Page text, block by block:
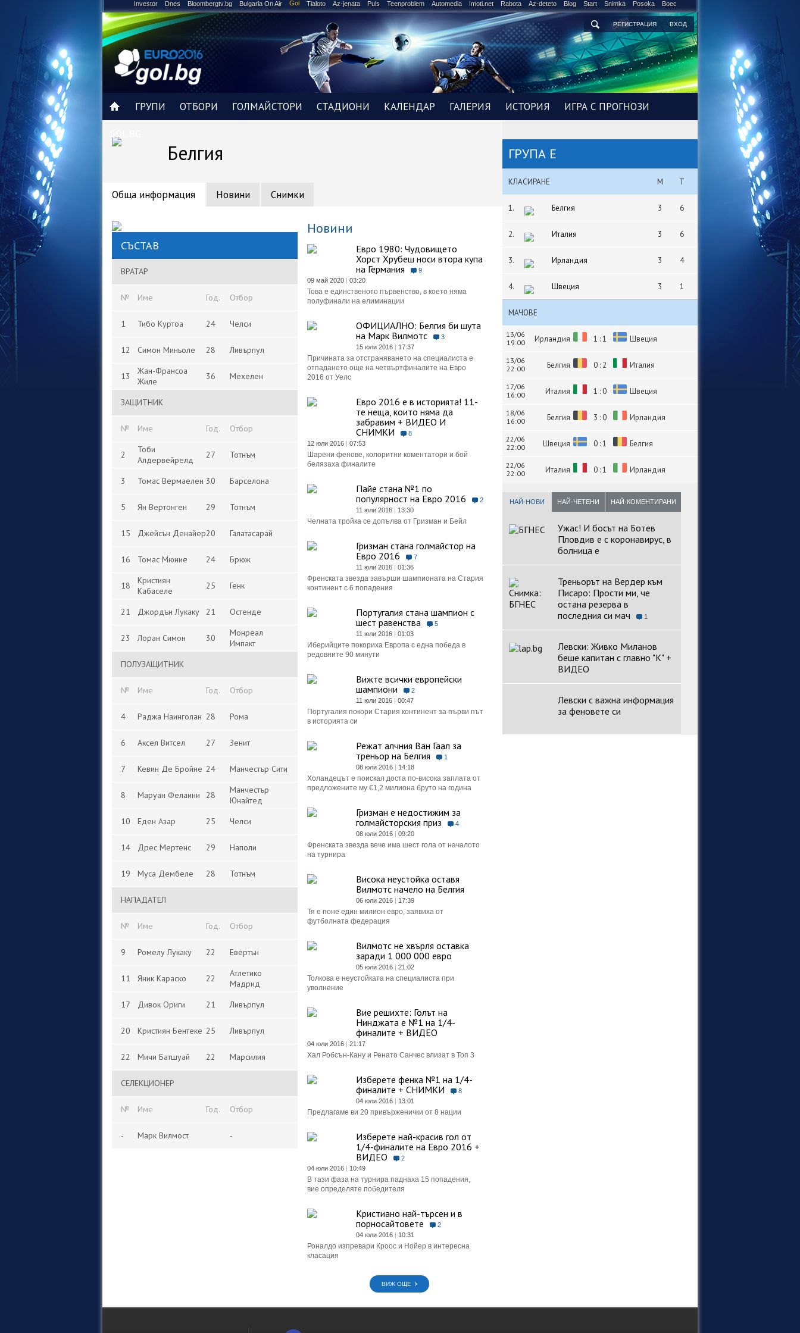
Investor Dnes Bloombergtv.bg Bulgaria On Air Gol Tialoto Az-jenata Puls Teenproblem Automedia Imoti.net Rabota Az-deteto Blog Start Snimka Posoka Boec
РЕГИСТРАЦИЯ ВХОД
ГРУПИ ОТБОРИ ГОЛМАЙСТОРИ СТАДИОНИ КАЛЕНДАР ГАЛЕРИЯ ИСТОРИЯ ИГРА С ПРОГНОЗИ
GOL.BG
Белгия
Обща информация Новини Снимки
СЪСТАВ
ВРАТАР
№ Име Год. Отбор
1 Тибо Куртоа 24 Челси
12 Симон Миньоле 28 Ливърпул
13
Жан-Франсоа
Жиле
36 Мехелен
ЗАЩИТНИК
№ Име Год. Отбор
2
Тоби
Алдервейрелд
27 Тотнъм
3 Томас Вермаелен 30 Барселона
5 Ян Вертонген 29 Тотнъм
15 Джейсън Денайер20 Галатасарай
16 Томас Мюние 24 Брюж
18
Кристиян
Кабаселе
25 Генк
21 Джордън Лукаку 21 Остенде
23 Лоран Симон 30
Монреал
Импакт
ПОЛУЗАЩИТНИК
№ Име Год. Отбор
4 Раджа Наинголан 28 Рома
6 Аксел Витсел 27 Зенит
7 Кевин Де Бройне 24 Манчестър Сити
8 Маруан Фелаини 28
Манчестър
Юнайтед
10
Еден Азар 25 Челси
14 Дрес Мертенс 29 Наполи
19 Муса Дембеле 28 Тотнъм
НАПАДАТЕЛ
№ Име Год. Отбор
9 Ромелу Лукаку 22 Евертън
11 Яник Караско 22
Атлетико
Мадрид
17
Дивок Ориги 21 Ливърпул
20 Кристиян Бентеке 25 Ливърпул
22 Мичи Батшуай 22 Марсилия
СЕЛЕКЦИОНЕР
№ Име Год. Отбор
- Марк Вилмост -
Новини
Евро 1980: Чудовището
Хорст Хрубеш носи втора купа
на Германия
9
09 май 2020 | 03:20
Това е единственото първенство, в което няма
полуфинали на елиминации
ОФИЦИАЛНО: Белгия би шута
на Марк Вилмотс
3
15 юли 2016 | 17:37
Причината за отстраняването на специалиста е
отпадането още на четвъртфиналите на Евро
2016 от Уелс
Евро 2016 е в историята! 11-
те неща, които няма да
забравим + ВИДЕО И
СНИМКИ
8
12 юли 2016 | 07:53
Шарени фенове, колоритни коментатори и бой
белязаха финалите
Пайе стана №1 по
популярност на Евро 2016
2
11 юли 2016 | 13:30
Челната тройка се допълва от Гризман и Бейл
Гризман стана голмайстор на
Евро 2016
7
11 юли 2016 | 01:36
Френската звезда завърши шампионата на Стария
континент с 6 попадения
Португалия стана шампион с
шест равенства
5
11 юли 2016 | 01:03
Иберийците покориха Европа с една победа в
редовните 90 минути
Вижте всички европейски
шампиони
2
11 юли 2016 | 00:47
Португалия покори Стария континент за първи път
в историята си
Режат алчния Ван Гаал за
треньор на Белгия
1
08 юли 2016 | 14:18
Холандецът е поискал доста по-висока заплата от
предложените му €1,2 милиона бруто на година
Гризман е недостижим за
голмайсторския приз
4
08 юли 2016 | 09:20
Френската звезда вече има шест гола от началото
на турнира
Висока неустойка оставя
Вилмотс начело на Белгия
06 юли 2016 | 17:39
Тя е поне един милион евро, заявиха от
футболната федерация
Вилмотс не хвърля оставка
заради 1 000 000 евро
05 юли 2016 | 21:02
Толкова е неустойката на специалиста при
уволнение
Вие решихте: Голът на
Нинджата е №1 на 1/4-
финалите + ВИДЕО
04 юли 2016 | 21:17
Хал Робсън-Кану и Ренато Санчес влизат в Топ 3
Изберете фенка №1 на 1/4-
финалите + СНИМКИ
8
04 юли 2016 | 13:01
Предлагаме ви 20 привърженички от 8 нации
Изберете най-красив гол от
1/4-финалите на Евро 2016 +
ВИДЕО
2
04 юли 2016 | 10:49
В тази фаза на турнира паднаха 15 попадения,
вие определяте победителя
Кристиано най-търсен и в
порносайтовете
2
04 юли 2016 | 10:31
Роналдо изпревари Кроос и Нойер в интересна
класация
ВИЖ ОЩЕ
ГРУПА E
КЛАСИРАНЕ М Т
1. Белгия 3 6
2. Италия 3 6
3. Ирландия 3 4
4. Швеция 3 1
МАЧОВЕ
13/06
19:00
Ирландия 1 : 1 Швеция
13/06
22:00
Белгия 0 : 2 Италия
17/06
16:00
Италия 1 : 0 Швеция
18/06
16:00
Белгия 3 : 0 Ирландия
22/06
22:00
Швеция 0 : 1 Белгия
22/06
22:00
Италия 0 : 1 Ирландия
НАЙ-НОВИ НАЙ-ЧЕТЕНИ НАЙ-КОМЕНТИРАНИ
Ужас! И босът на Ботев
Пловдив е с коронавирус, в
болница е
Треньорът на Вердер към
Писаро: Прости ми, че
остана резерва в
последния си мач
1
Левски: Живко Миланов
беше капитан с главно "К" +
ВИДЕО
Левски с важна информация
за феновете си